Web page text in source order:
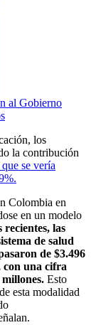
al Gobierno
los
la contribución
se vería
Colombia en
en un modelo
recientes, las
de salud
de $3.496
con una cifra
Esto
esta modalidad